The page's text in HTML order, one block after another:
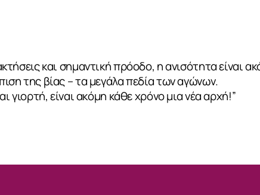
και σημαντική πρόοδο, η ανισότητα είναι
της βίας – τα μεγάλα πεδία των αγώνων.
γιορτή, είναι ακόμη κάθε χρόνο μια νέα αρχή!”